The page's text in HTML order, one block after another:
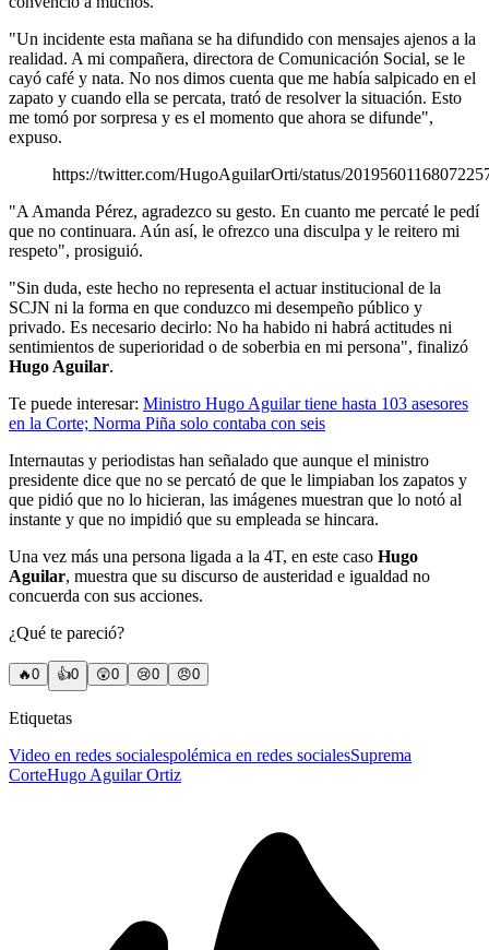
"Un incidente esta mañana se ha difundido con mensajes ajenos a la
realidad. A mi compañera, directora de Comunicación Social, se le
cayó café y nata. No nos dimos cuenta que me había salpicado en el
zapato y cuando ella se percata, trató de resolver la situación. Esto
me tomó por sorpresa y es el momento que ahora se difunde",
expuso.
https://twitter.com/HugoAguilarOrti/status/
"A Amanda Pérez, agradezco su gesto. En cuanto me percaté le pedí
que no continuara. Aún así, le ofrezco una disculpa y le reitero mi
respeto", prosiguió.
"Sin duda, este hecho no representa el actuar institucional de la
SCJN ni la forma en que conduzco mi desempeño público y
privado. Es necesario decirlo: No ha habido ni habrá actitudes ni
sentimientos de superioridad o de soberbia en mi persona", finalizó
Hugo Aguilar.
Te puede interesar: Ministro Hugo Aguilar tiene hasta 103 asesores
en la Corte; Norma Piña solo contaba con seis
Internautas y periodistas han señalado que aunque el ministro
presidente dice que no se percató de que le limpiaban los zapatos y
que pidió que no lo hicieran, las imágenes muestran que lo notó al
instante y que no impidió que su empleada se hincara.
Una vez más una persona ligada a la 4T, en este caso Hugo
Aguilar, muestra que su discurso de austeridad e igualdad no
concuerda con sus acciones.
¿Qué te pareció?
🔥0 👍0 😲0 😢0 😠0
Etiquetas
Video en redes socialespolémica en redes socialesSuprema
CorteHugo Aguilar Ortiz